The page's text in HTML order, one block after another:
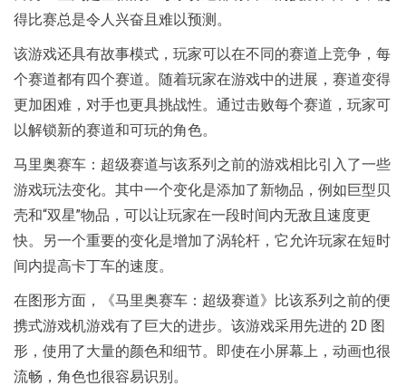
得比赛总是令人兴奋且难以预测。
该游戏还具有故事模式，玩家可以在不同的赛道上竞争，每
个赛道都有四个赛道。随着玩家在游戏中的进展，赛道变得
更加困难，对手也更具挑战性。通过击败每个赛道，玩家可
以解锁新的赛道和可玩的角色。
马里奥赛车：超级赛道与该系列之前的游戏相比引入了一些
游戏玩法变化。其中一个变化是添加了新物品，例如巨型贝
壳和“双星”物品，可以让玩家在一段时间内无敌且速度更
快。另一个重要的变化是增加了涡轮杆，它允许玩家在短时
间内提高卡丁车的速度。
在图形方面，《马里奥赛车：超级赛道》比该系列之前的便
携式游戏机游戏有了巨大的进步。该游戏采用先进的 2D 图
形，使用了大量的颜色和细节。即使在小屏幕上，动画也很
流畅，角色也很容易识别。